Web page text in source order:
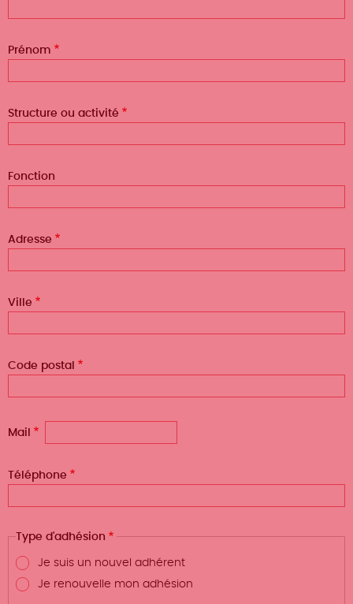
Prénom
Structure ou activité
Fonction
Adresse
Ville
Code postal
Mail
Téléphone
Type d'adhésion
Je suis un nouvel adhérent
Je renouvelle mon adhésion